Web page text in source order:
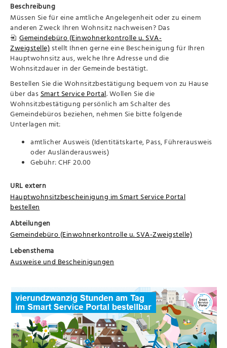
Beschreibung
Müssen Sie für eine amtliche Angelegenheit oder zu einem
anderen Zweck Ihren Wohnsitz nachweisen? Das
Gemeindebüro (Einwohnerkontrolle u. SVA-
Zweigstelle)stellt Ihnen gerne eine Bescheinigung für Ihren
Hauptwohnsitz aus, welche Ihre Adresse und die
Wohnsitzdauer in der Gemeinde bestätigt.
Bestellen Sie die Wohnsitzbestätigung bequem von zu Hause
über das Smart Service Portal. Wollen Sie die
Wohnsitzbestätigung persönlich am Schalter des
Gemeindebüros beziehen, nehmen Sie bitte folgende
Unterlagen mit:
amtlicher Ausweis (Identitätskarte, Pass, Führerausweis
oder Ausländerausweis)
Gebühr: CHF 20.00
URL extern
Hauptwohnsitzbescheinigung im Smart Service Portal
bestellen
Abteilungen
Gemeindebüro (Einwohnerkontrolle u. SVA-Zweigstelle)
Lebensthema
Ausweise und Bescheinigungen